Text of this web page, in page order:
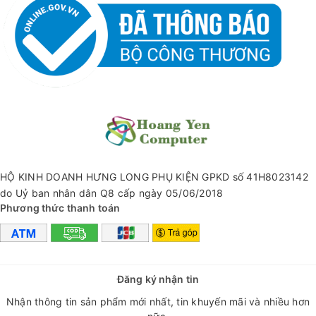
✅ THÔNG SỐ KĨ THUẬT:
+ Model: WP-88
HỘ KINH DOANH HƯNG LONG PHỤ KIỆN GPKD số 41H8023142
do Uỷ ban nhân dân Q8 cấp ngày 05/06/2018
Phương thức thanh toán
Đăng ký nhận tin
Nhận thông tin sản phẩm mới nhất, tin khuyến mãi và nhiều hơn